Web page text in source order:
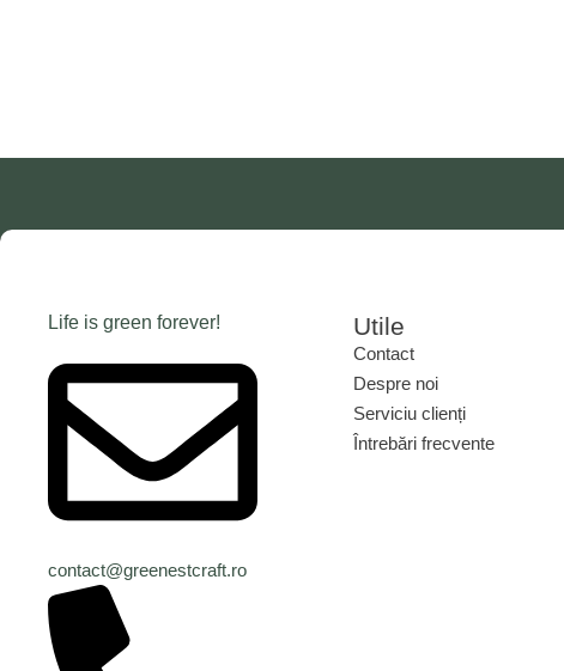
Life is green forever!
contact@greenestcraft.ro
Utile
Contact
Despre noi
Serviciu clienți
Întrebări frecvente